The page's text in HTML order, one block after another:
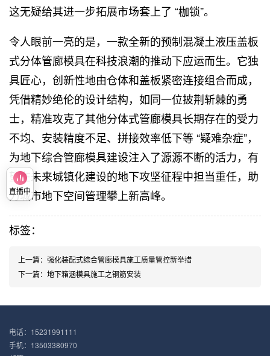
这无疑给其进一步拓展市场套上了 “枷锁”。
令人眼前一亮的是，一款全新的预制混凝土液压盖板
式分体管廊模具在科技浪潮的推动下应运而生。它独
具匠心，创新性地由仓体和盖板紧密连接组合而成，
凭借精妙绝伦的设计结构，如同一位披荆斩棘的勇
士，精准攻克了其他分体式管廊模具长期存在的受力
不均、安装精度不足、拼接效率低下等 “疑难杂症”，
为地下综合管廊模具建设注入了源源不断的活力，有
望在未来城镇化建设的地下攻坚征程中担当重任，助
力城市地下空间管理攀上新高峰。
标签：
上一篇： 强化装配式综合管廊模具施工质量管控新举措
下一篇： 地下箱涵模具施工之钢筋安装
电话：15231991111
手机：13503380970
直播中